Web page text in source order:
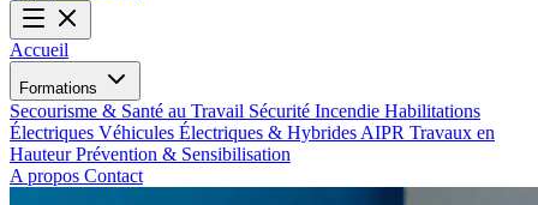
Accueil
Formations
Secourisme & Santé au Travail Sécurité Incendie Habilitations
Électriques Véhicules Électriques & Hybrides AIPR Travaux en
HauteurPrévention & Sensibilisation
A propos Contact